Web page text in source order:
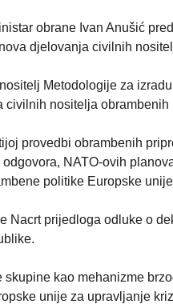
obrane Ivan Anušić
djelovanja civilnih
Metodologije za
nositelja obrambenih
provedbi obrambenih
NATO-ovih
politike Europske
Nacrt prijedloga odluke o
kao mehanizme
unije za upravljanje